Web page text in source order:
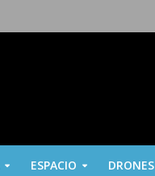
ESPACIO DRONES